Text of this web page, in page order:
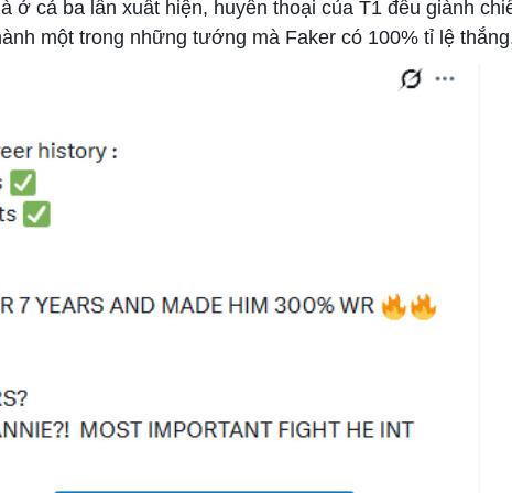
ở cả ba lần xuất hiện, huyền thoại của T1 đều giành
một trong những tướng mà Faker có 100% tỉ lệ